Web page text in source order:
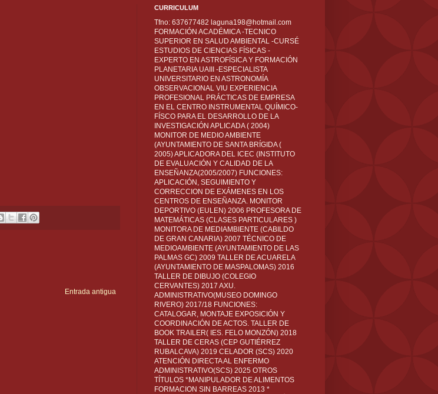
Entrada antigua
CURRICULUM
Tfno: 637677482 laguna198@hotmail.com
FORMACIÓN ACADÉMICA -TECNICO
SUPERIOR EN SALUD AMBIENTAL -CURSÉ
ESTUDIOS DE CIENCIAS FÍSICAS -
EXPERTO EN ASTROFÍSICA Y FORMACIÓN
PLANETARIA UAIII -ESPECIALISTA
UNIVERSITARIO EN ASTRONOMÍA
OBSERVACIONAL VIU EXPERIENCIA
PROFESIONAL PRÁCTICAS DE EMPRESA
EN EL CENTRO INSTRUMENTAL QUÍMICO-
FÍSCO PARA EL DESARROLLO DE LA
INVESTIGACIÓN APLICADA ( 2004)
MONITOR DE MEDIO AMBIENTE
(AYUNTAMIENTO DE SANTA BRÍGIDA (
2005) APLICADORA DEL ICEC (INSTITUTO
DE EVALUACIÓN Y CALIDAD DE LA
ENSEÑANZA(2005/2007) FUNCIONES:
APLICACIÓN, SEGUIMIENTO Y
CORRECCION DE EXÁMENES EN LOS
CENTROS DE ENSEÑANZA. MONITOR
DEPORTIVO (EULEN) 2006 PROFESORA DE
MATEMÁTICAS (CLASES PARTICULARES )
MONITORA DE MEDIAMBIENTE (CABILDO
DE GRAN CANARIA) 2007 TÉCNICO DE
MEDIOAMBIENTE (AYUNTAMIENTO DE LAS
PALMAS GC) 2009 TALLER DE ACUARELA
(AYUNTAMIENTO DE MASPALOMAS) 2016
TALLER DE DIBUJO (COLEGIO
CERVANTES) 2017 AXU.
ADMINISTRATIVO(MUSEO DOMINGO
RIVERO) 2017/18 FUNCIONES:
CATALOGAR, MONTAJE EXPOSICIÓN Y
COORDINACIÓN DE ACTOS. TALLER DE
BOOK TRAILER( IES. FELO MONZÓN) 2018
TALLER DE CERAS (CEP GUTIÉRREZ
RUBALCAVA) 2019 CELADOR (SCS) 2020
ATENCIÓN DIRECTA AL ENFERMO
ADMINISTRATIVO(SCS) 2025 OTROS
TÍTULOS *MANIPULADOR DE ALIMENTOS
FORMACION SIN BARREAS 2013 *